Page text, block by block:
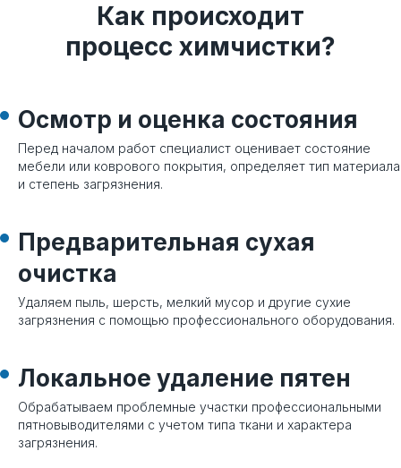
Как происходит
процесс химчистки?
Осмотр и оценка состояния
Перед началом работ специалист оценивает состояние
мебели или коврового покрытия, определяет тип материала
и степень загрязнения.
Предварительная сухая
очистка
Удаляем пыль, шерсть, мелкий мусор и другие сухие
загрязнения с помощью профессионального оборудования.
Локальное удаление пятен
Обрабатываем проблемные участки профессиональными
пятновыводителями с учетом типа ткани и характера
загрязнения.